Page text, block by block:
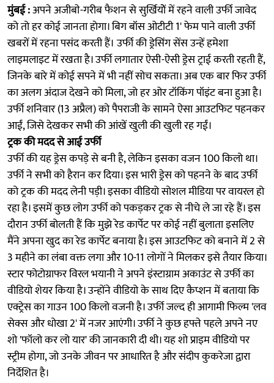
मुंबई :अपने अजीबाे-गरीब फैशन से सुर्खियोें में रहने वाली उर्फी जावेद
को तो हर कोई जानता हाेगा। बिग बॉस ओटीटी 1' फेम पाने वाली उर्फी
खबरों में रहना पसंद करती हैं। उर्फी की ड्रेसिंग सेंस उन्हें हमेशा
लाइमलाइट में रखता है। उर्फी लगातार ऐसी-ऐसी ड्रेस ट्राई करती रहती हैं,
जिनके बारे में कोई सपने में भी नहीं सोच सकता। अब एक बार फिर उर्फी
का अलग अंदाज देखने को मिला, जो हर ओर टॉकिंग पॉइंट बना हुआ है।
उर्फी शनिवार (13 अप्रैल) को पैपराजी के सामने ऐसा आउटफिट पहनकर
आईं, जिसे देखकर सभी की आंखें खुली की खुली रह गईं।
ट्रक की मदद से आई उर्फी
उर्फी की यह ड्रेस कपड़े से बनी है, लेकिन इसका वजन 100 किलो था।
उर्फी ने सभी को हैरान कर दिया। इस भारी ड्रेस को पहनने के बाद उर्फी
को ट्रक की मदद लेनी पड़ी। इसका वीडियो सोशल मीडिया पर वायरल हो
रहा है। इसमें कुछ लोग उर्फी को पकड़कर ट्रक से नीचे ले जा रहे हैं। इस
दौरान उर्फी बोलती हैं कि मुझे रेड कार्पेट पर कोई नहीं बुलाता इसलिए
मैंने अपना खुद का रेड कार्पेट बनाया है। इस आउटफिट को बनाने में 2 से
3 महीने का लंबा वक्त लगा और 10-11 लोगों ने मिलकर इसे तैयार किया।
स्टार फोटोग्राफर विरल भयानी ने अपने इंस्टाग्राम अकाउंट से उर्फी का
वीडियो शेयर किया है। उन्होंने वीडियो के साथ दिए कैप्शन में बताया कि
एक्ट्रेस का गाउन 100 किलो वजनी है। उर्फी जल्द ही आगामी फिल्म 'लव
सेक्स और धोखा 2' में नजर आएंगी। उर्फी ने कुछ हफ्ते पहले अपने नए
शो 'फॉलो कर लो यार' की जानकारी दी थी। यह शो प्राइम वीडियो पर
स्ट्रीम होगा, जो उनके जीवन पर आधारित है और संदीप कुकरेजा द्वारा
निर्देशित है।